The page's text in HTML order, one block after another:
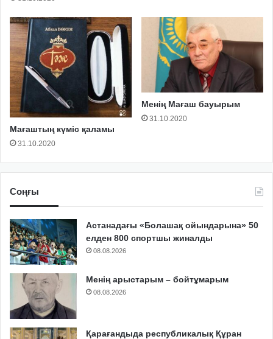
Мағаштың күміс қаламы
31.10.2020
Менің Мағаш бауырым
31.10.2020
Соңғы
Астанадағы «Болашақ ойындарына» 50
елден 800 спортшы жиналды
08.08.2026
Менің арыстарым – бойтұмарым
08.08.2026
Қарағандыда республикалық Құран